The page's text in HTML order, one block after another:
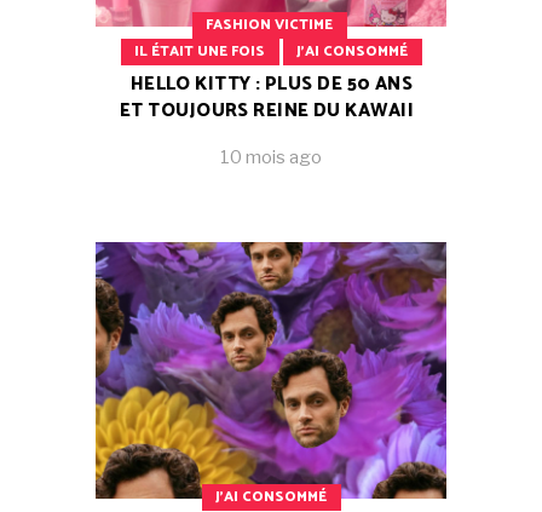
FASHION VICTIME
IL ÉTAIT UNE FOIS
J'AI CONSOMMÉ
HELLO KITTY : PLUS DE 50 ANS
ET TOUJOURS REINE DU KAWAII
10 mois ago
J'AI CONSOMMÉ